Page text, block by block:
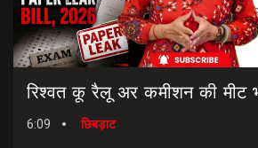
6:09 छिबड़ाट